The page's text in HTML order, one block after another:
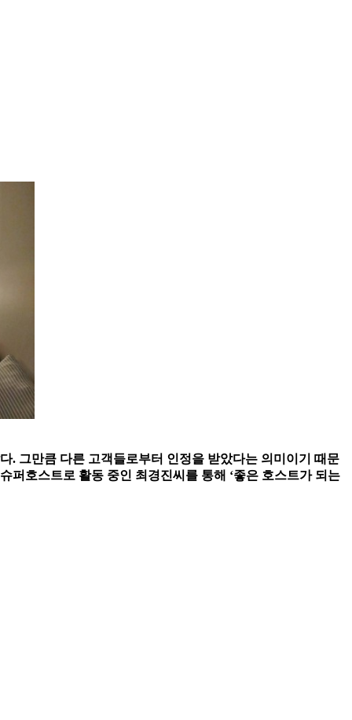
. 그만큼 다른 고객들로부터 인정을 받았다는 의미이기 때문
퍼호스트로 활동 중인 최경진씨를 통해 ‘좋은 호스트가 되는